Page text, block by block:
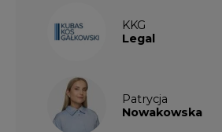
KKG
Legal
Patrycja
Nowakowska